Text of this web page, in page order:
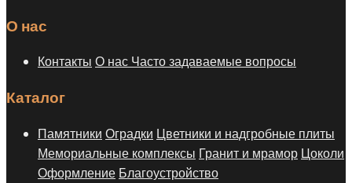
О нас
Контакты О нас Часто задаваемые вопросы
Каталог
Памятники Оградки Цветники и надгробные плиты
Мемориальные комплексы Гранит и мрамор Цоколи
Оформление Благоустройство